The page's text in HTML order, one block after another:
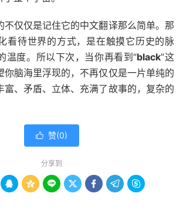
不仅仅是记住它的中文翻译那么简单。那
看待世界的方式，是在触摸它历史的脉
温度。所以下次，当你再看到“black”这
你脑海里浮现的，不再仅仅是一片单纯的
富、矛盾、立体、充满了故事的，复杂的
 赞(0)
分享到
      